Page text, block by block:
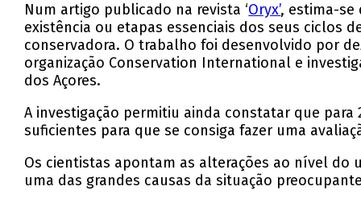
Num artigo publicado na revista ‘Oryx’, estima-se
existência ou etapas essenciais dos seus ciclos
conservadora. O trabalho foi desenvolvido por
organização Conservation International e
dos Açores.
A investigação permitiu ainda constatar que
suficientes para que se consiga fazer uma
Os cientistas apontam as alterações ao nível
uma das grandes causas da situação